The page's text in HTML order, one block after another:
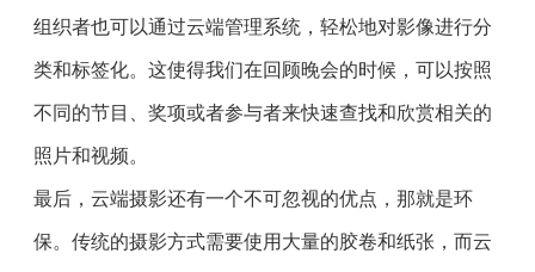
组织者也可以通过云端管理系统，轻松地对影像进行分
类和标签化。这使得我们在回顾晚会的时候，可以按照
不同的节目、奖项或者参与者来快速查找和欣赏相关的
照片和视频。
最后，云端摄影还有一个不可忽视的优点，那就是环
保。传统的摄影方式需要使用大量的胶卷和纸张，而云